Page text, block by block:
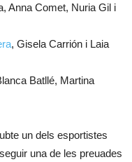
Anna Comet, Nuria Gil i
, Gisela Carrión i Laia
Batllé, Martina
un dels esportistes
una de les preuades